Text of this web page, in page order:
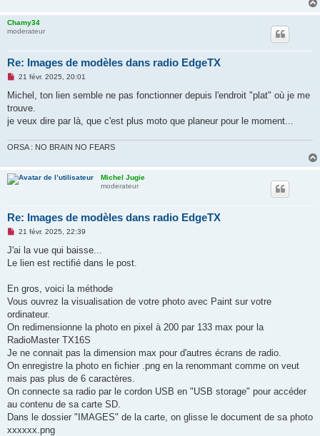
u
Chamy34
moderateur
Re: Images de modèles dans radio EdgeTX
M
s
a
g
o
21 févr. 2025, 20:01
Michel, ton lien semble ne pas fonctionner depuis l'endroit "plat" où je me
trouve.
je veux dire par là, que c'est plus moto que planeur pour le moment...
ORSA : NO BRAIN NO FEARS
Michel Jugie
moderateur
Re: Images de modèles dans radio EdgeTX
M
s
a
n
o
l
u
21 févr. 2025, 22:39
J'ai la vue qui baisse...
Le lien est rectifié dans le post.
En gros, voici la méthode
Vous ouvrez la visualisation de votre photo avec Paint sur votre
ordinateur.
On redimensionne la photo en pixel à 200 par 133 max pour la
RadioMaster TX16S
Je ne connait pas la dimension max pour d'autres écrans de radio.
On enregistre la photo en fichier .png en la renommant comme on veut
mais pas plus de 6 caractères.
On connecte sa radio par le cordon USB en "USB storage" pour accéder
au contenu de sa carte SD.
Dans le dossier "IMAGES" de la carte, on glisse le document de sa photo
xxxxxx.png